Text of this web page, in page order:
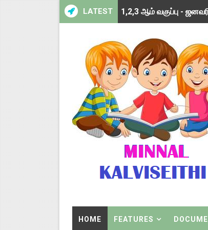
LATEST
4 & 5 ஆம் வகுப்பிற்கான
1,2,3 ஆம் வகுப்பிற்கான
1 முதல் 5 ஆம் வகுப்பு
பள்ளிக்கல்வித்துறை -
மணற்கேணி செயலி
TNPSC - முந்தைய
இரண்டாம் பருவத்தேர்வு
HOME FEATURES